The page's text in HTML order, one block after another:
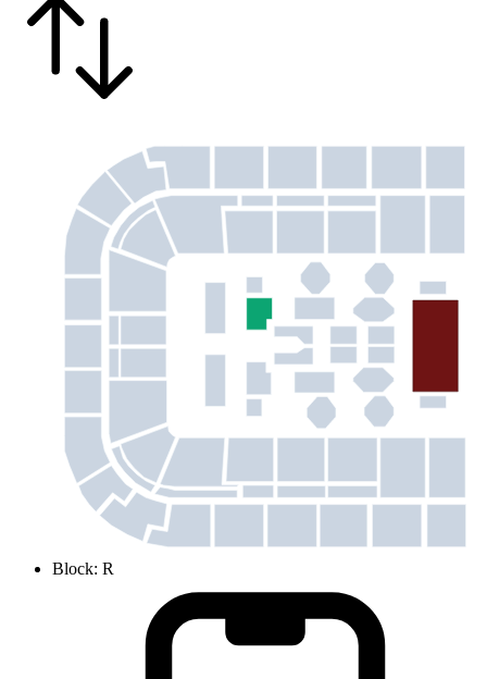
Block: R